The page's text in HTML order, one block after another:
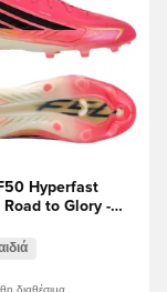
Hyperfast
Road to Glory -
Παιδιά
διαθέσιμα